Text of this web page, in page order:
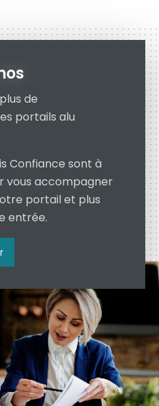
de
portails alu
Confiance sont à
vous accompagner
portail et plus
entrée.